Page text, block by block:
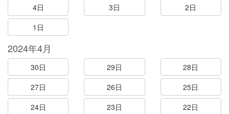
4日
3日
2日
1日
2024年4月
30日 29日
28日
27日
26日
25日
24日
23日
22日